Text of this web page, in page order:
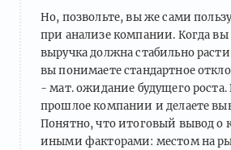
Но, позвольте, вы же сами
при анализе компании. Когда вы
выручка должна стабильно
вы понимаете стандартное
- мат. ожидание будущего роста.
прошлое компании и делаете
Понятно, что итоговый вывод о
иными факторами: местом на